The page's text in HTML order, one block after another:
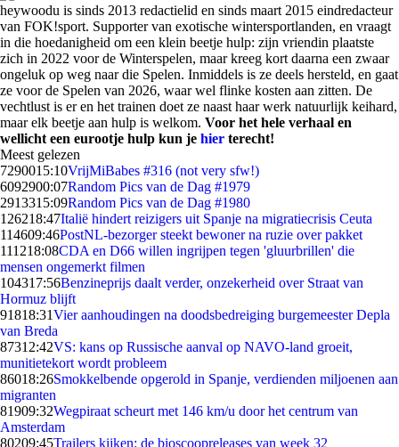
heywoodu is sinds 2013 redactielid en sinds maart 2015 eindredacteur
van FOK!sport. Supporter van exotische wintersportlanden, en vraagt
in die hoedanigheid om een klein beetje hulp: zijn vriendin plaatste
zich in 2022 voor de Winterspelen, maar kreeg kort daarna een zwaar
ongeluk op weg naar die Spelen. Inmiddels is ze deels hersteld, en gaat
ze voor de Spelen van 2026, waar wel flinke kosten aan zitten. De
vechtlust is er en het trainen doet ze naast haar werk natuurlijk keihard,
maar elk beetje aan hulp is welkom. Voor het hele verhaal en
wellicht een eurootje hulp kun je hier terecht!
Meest gelezen
7290015:10VrijMiBabes #316 (not very sfw!)
6092900:07Random Pics van de Dag #1979
2913315:09Random Pics van de Dag #1980
126218:47Italië hindert reizigers uit Spanje na migratiecrisis Ceuta
114609:46PostNL-bezorger steekt bewoner na ruzie over pakket
111218:08CDA en D66 willen ingrijpen tegen 'gluurbrillen' die
mensen ongemerkt filmen
104317:56Benzineprijs daalt verder, onzekerheid over Straat van
Hormuz blijft
91818:31Vier aanhoudingen na doodsbedreiging burgemeester Depla
van Breda
87312:42VS: kans op Russische aanval op NAVO-land groeit,
munitietekort wordt probleem
86018:26Smokkelbende opgerold in Spanje, verdienden miljoenen aan
migranten
81909:32Wegpiraat scheurt met 146 km/u door het centrum van
Amsterdam
80209:45Trailers kijken: de bioscoopreleases van week 32